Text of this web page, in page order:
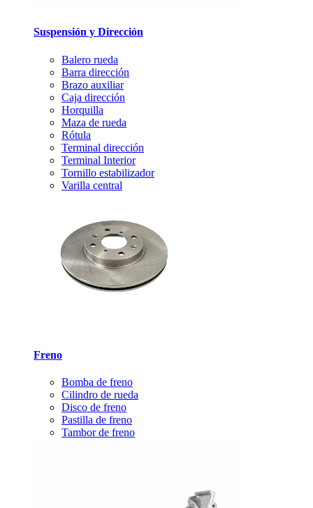
Suspensión y Dirección
Balero rueda
Barra dirección
Brazo auxiliar
Caja dirección
Horquilla
Maza de rueda
Rótula
Terminal dirección
Terminal Interior
Tornillo estabilizador
Varilla central
Freno
Bomba de freno
Cilindro de rueda
Disco de freno
Pastilla de freno
Tambor de freno